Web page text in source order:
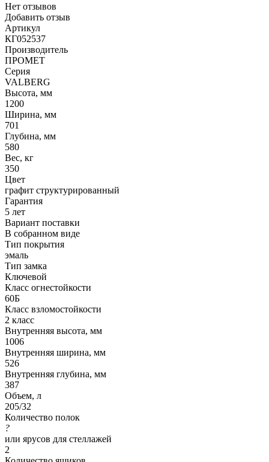
Нет отзывов
Добавить отзыв
Артикул
КГ052537
Производитель
ПРОМЕТ
Серия
VALBERG
Высота, мм
1200
Ширина, мм
701
Глубина, мм
580
Вес, кг
350
Цвет
графит структурированный
Гарантия
5 лет
Вариант поставки
В собранном виде
Тип покрытия
эмаль
Тип замка
Ключевой
Класс огнестойкости
60Б
Класс взломостойкости
2 класс
Внутренняя высота, мм
1006
Внутренняя ширина, мм
526
Внутренняя глубина, мм
387
Объем, л
205/32
Количество полок
?
или ярусов для стеллажей
2